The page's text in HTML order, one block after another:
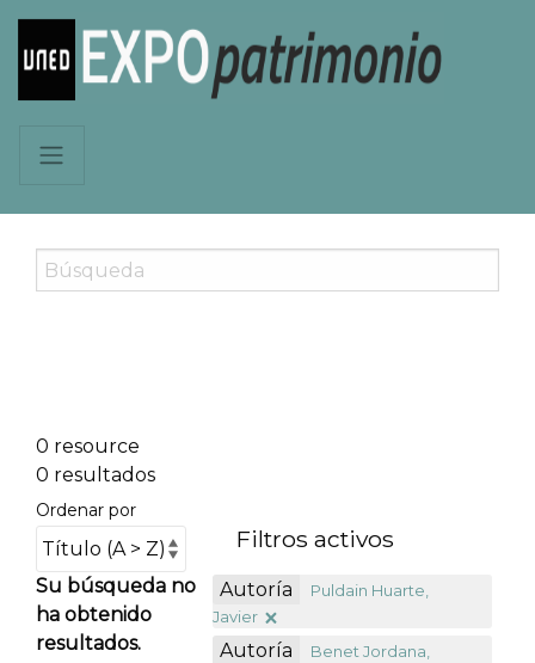
0 resource
0 resultados
Ordenar por
Su búsqueda no
ha obtenido
resultados.
Filtros activos
Autoría
Puldain Huarte,
Javier
Autoría
Benet Jordana,